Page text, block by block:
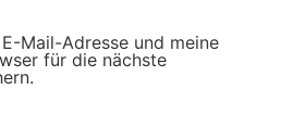
Mail-Adresse und meine
für die nächste